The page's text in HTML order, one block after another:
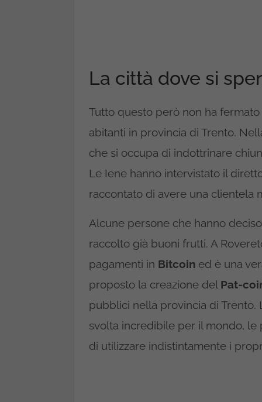
La città dove si
Tutto questo però non ha fermato
abitanti in provincia di Trento.
che si occupa di indottrinare
Le Iene hanno intervistato il
raccontato di avere una clientela
Alcune persone che hanno
raccolto già buoni frutti. A
pagamenti in Bitcoin ed è una
proposto la creazione del Pat-
pubblici nella provincia di
svolta incredibile per il mondo,
di utilizzare indistintamente i